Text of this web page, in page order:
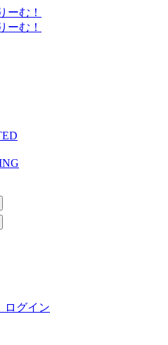
ログイン